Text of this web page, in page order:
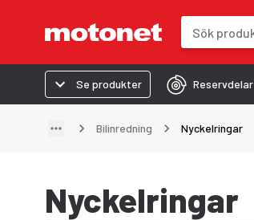
Se produkter
Reservdelar
Bilinredning Nyckelringar
Nyckelringar